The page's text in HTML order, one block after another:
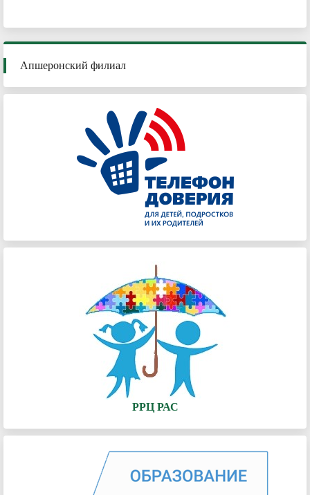
Апшеронский филиал
РРЦ РАС